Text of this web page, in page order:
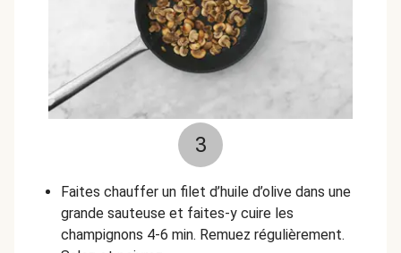
3
Faites chauffer un filet d’huile d’olive dans une
grande sauteuse et faites-y cuire les
champignons 4-6 min. Remuez régulièrement.